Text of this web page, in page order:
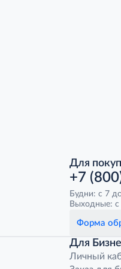
Для
+7
Будни: с 7
Выходные: с
Форма
Для
Личный